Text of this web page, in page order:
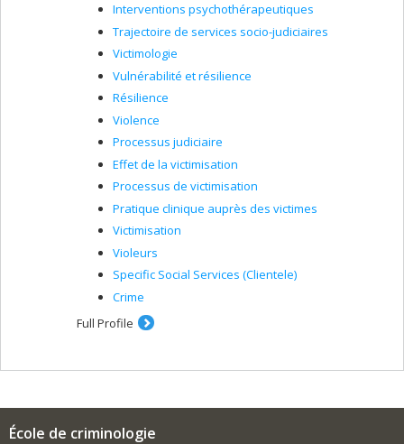
Interventions psychothérapeutiques
Trajectoire de services socio-judiciaires
Victimologie
Vulnérabilité et résilience
Résilience
Violence
Processus judiciaire
Effet de la victimisation
Processus de victimisation
Pratique clinique auprès des victimes
Victimisation
Violeurs
Specific Social Services (Clientele)
Crime
Full Profile
École de criminologie